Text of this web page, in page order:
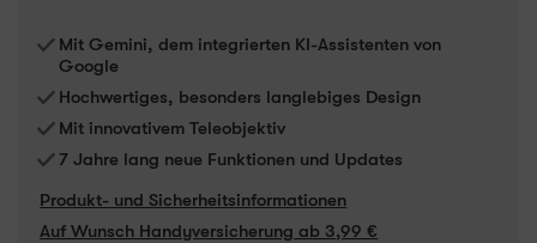
Mit Gemini, dem integrierten KI-Assistenten von
Google
Hochwertiges, besonders langlebiges Design
Mit innovativem Teleobjektiv
7 Jahre lang neue Funktionen und Updates
Produkt- und Sicherheitsinformationen
Auf Wunsch Handyversicherung ab 3,99 €